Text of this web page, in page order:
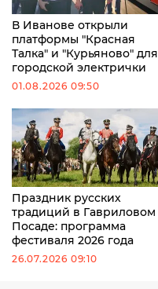
В Иванове открыли
платформы "Красная
Талка" и "Курьяново" для
городской электрички
01.08.2026 09:50
Праздник русских
традиций в Гавриловом
Посаде: программа
фестиваля 2026 года
26.07.2026 09:10